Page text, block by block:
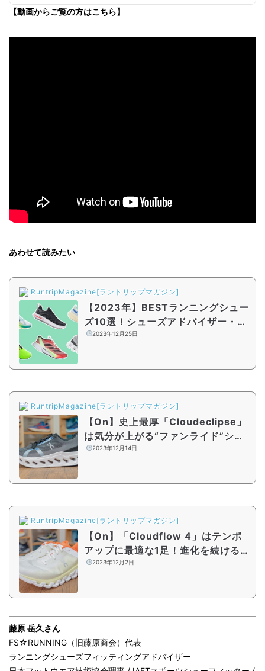
【動画からご覧の方はこちら】
あわせて読みたい
RuntripMagazine[ラントリップマガジン]
【2023年】BESTランニングシュー
ズ10選！シューズアドバイザー・藤
原岳久さん厳選のシューズとは
2023年12月25日
RuntripMagazine[ラントリップマガジン]
【On】史上最厚「Cloudeclipse」
は気分が上がる“ファンライド”シュ
ーズ。最新モデルの全貌をシューズ
2023年12月14日
RuntripMagazine[ラントリップマガジン]
【On】「Cloudflow 4」はテンポ
アップに最適な1足！進化を続けるシ
リーズ最新作をシューズアドバイザ
2023年12月2日
藤原 岳久さん
FS☆RUNNING（旧藤原商会）代表
ランニングシューズフィッティングアドバイザー